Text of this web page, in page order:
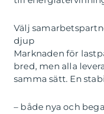
Välj
djup
Marknaden för
bred, men alla
samma sätt. En
– både nya och